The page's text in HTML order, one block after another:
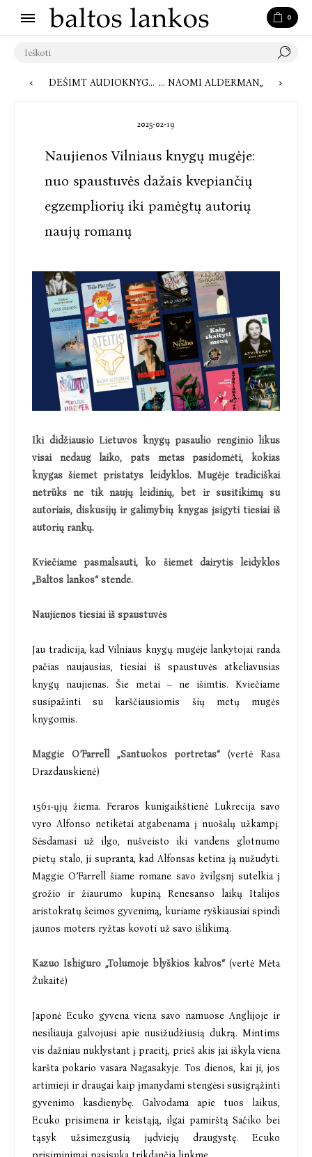
0
DEŠIMT AUDIOKNYGŲ, KURIAS VERTA IŠKLAUSYTI: NUO AKTUALIŲ ĮŽVALGŲ IKI NAUJAUSIŲ ROMANŲ IR EKSPERTŲ ĮVERTINTŲ KŪRINIŲ „BALTOS LANKOS“ VILNIAUS KNYGŲ MUGĖJE KVIES Į POKALBIUS SVARBIOMIS TEMOMIS IR SUSITIKIMĄ SU NAOMI ALDERMAN
2025-02-19
Naujienos Vilniaus knygų mugėje:
nuo spaustuvės dažais kvepiančių
egzempliorių iki pamėgtų autorių
naujų romanų
Iki didžiausio Lietuvos knygų pasaulio renginio likus
visai nedaug laiko, pats metas pasidomėti, kokias
knygas šiemet pristatys leidyklos. Mugėje tradiciškai
netrūks ne tik naujų leidinių, bet ir susitikimų su
autoriais, diskusijų ir galimybių knygas įsigyti tiesiai iš
autorių rankų.
Kviečiame pasmalsauti, ko šiemet dairytis leidyklos
„Baltos lankos“ stende.
Naujienos tiesiai iš spaustuvės
Jau tradicija, kad Vilniaus knygų mugėje lankytojai randa
pačias naujausias, tiesiai iš spaustuvės atkeliavusias
knygų naujienas. Šie metai – ne išimtis. Kviečiame
susipažinti su karščiausiomis šių metų mugės
knygomis.
Maggie O’Farrell „Santuokos portretas“(vertė Rasa
Drazdauskienė)
1561-ųjų žiema. Feraros kunigaikštienė Lukrecija savo
vyro Alfonso netikėtai atgabenama į nuošalų užkampį.
Sėsdamasi už ilgo, nušveisto iki vandens glotnumo
pietų stalo, ji supranta, kad Alfonsas ketina ją nužudyti.
Maggie O’Farrell šiame romane savo žvilgsnį sutelkia į
grožio ir žiaurumo kupiną Renesanso laikų Italijos
aristokratų šeimos gyvenimą, kuriame ryškiausiai spindi
jaunos moters ryžtas kovoti už savo išlikimą.
Kazuo Ishiguro „Tolumoje blyškios kalvos“ (vertė Mėta
Žukaitė)
Japonė Ecuko gyvena viena savo namuose Anglijoje ir
nesiliauja galvojusi apie nusižudžiusią dukrą. Mintims
vis dažniau nuklystant į praeitį, prieš akis jai iškyla viena
karšta pokario vasara Nagasakyje. Tos dienos, kai ji, jos
artimieji ir draugai kaip įmanydami stengėsi susigrąžinti
gyvenimo kasdienybę. Galvodama apie tuos laikus,
Ecuko prisimena ir keistąją, ilgai pamirštą Sačiko bei
tąsyk užsimezgusią jųdviejų draugystę. Ecuko